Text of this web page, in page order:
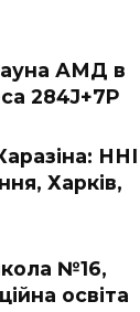
АМД в
284J+7P
ННІ
Харків,
№16,
освіта